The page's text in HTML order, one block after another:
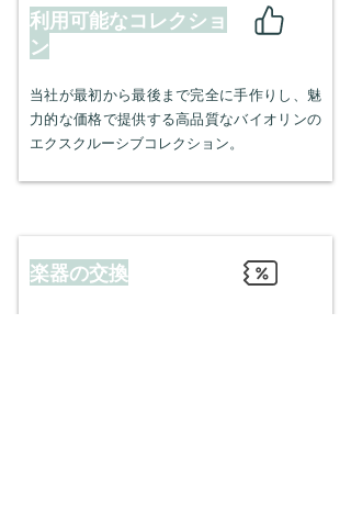
利用可能なコレクショ
ン
当社が最初から最後まで完全に手作りし、魅
力的な価格で提供する高品質なバイオリンの
エクスクルーシブコレクション。
楽器の交換